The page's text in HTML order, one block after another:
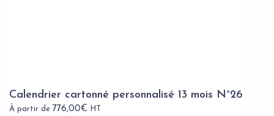
Calendrier cartonné personnalisé 13 mois N°26
À partir de 776,00€ HT